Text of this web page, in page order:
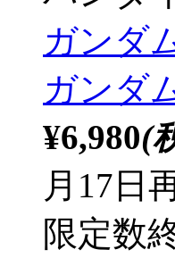
ガンダ
ガンダ
¥6,980(
月17日
限定数